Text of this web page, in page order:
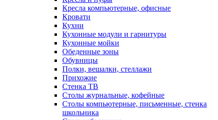
Кресла компьютерные, офисные
Кровати
Кухни
Кухонные модули и гарнитуры
Кухонные мойки
Обеденные зоны
Обувницы
Полки, вешалки, стеллажи
Прихожие
Стенка ТВ
Столы журнальные, кофейные
Столы компьютерные, письменные, стенка
школьника